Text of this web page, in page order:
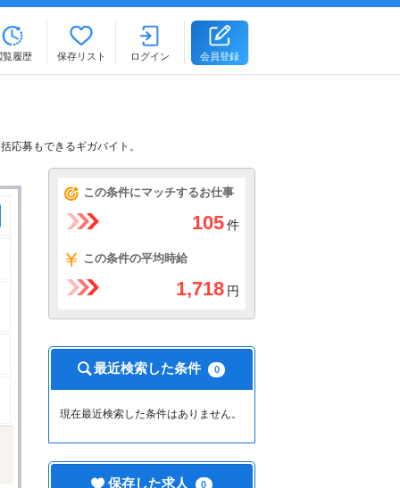
覧履歴 保存リスト ログイン 会員登録
応募もできるギガバイト。
この条件にマッチするお仕事
105 件
この条件の平均時給
1,718 円
最近検索した条件 0
現在最近検索した条件はありません。
保存した求人 0